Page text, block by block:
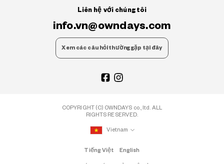
Liên hệ với chúng tôi
info.vn@owndays.com
Xem các câu hỏi thường gặp tại đây
COPYRIGHT (C) OWNDAYS co., ltd. ALL
RIGHTS RESERVED.
Vietnam
Tiếng Việt English